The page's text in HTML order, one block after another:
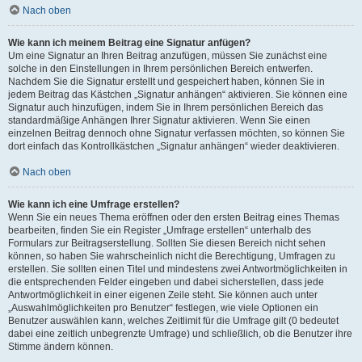
Nach oben
Wie kann ich meinem Beitrag eine Signatur anfügen?
Um eine Signatur an Ihren Beitrag anzufügen, müssen Sie zunächst eine
solche in den Einstellungen in Ihrem persönlichen Bereich entwerfen.
Nachdem Sie die Signatur erstellt und gespeichert haben, können Sie in
jedem Beitrag das Kästchen „Signatur anhängen“ aktivieren. Sie können eine
Signatur auch hinzufügen, indem Sie in Ihrem persönlichen Bereich das
standardmäßige Anhängen Ihrer Signatur aktivieren. Wenn Sie einen
einzelnen Beitrag dennoch ohne Signatur verfassen möchten, so können Sie
dort einfach das Kontrollkästchen „Signatur anhängen“ wieder deaktivieren.
Nach oben
Wie kann ich eine Umfrage erstellen?
Wenn Sie ein neues Thema eröffnen oder den ersten Beitrag eines Themas
bearbeiten, finden Sie ein Register „Umfrage erstellen“ unterhalb des
Formulars zur Beitragserstellung. Sollten Sie diesen Bereich nicht sehen
können, so haben Sie wahrscheinlich nicht die Berechtigung, Umfragen zu
erstellen. Sie sollten einen Titel und mindestens zwei Antwortmöglichkeiten in
die entsprechenden Felder eingeben und dabei sicherstellen, dass jede
Antwortmöglichkeit in einer eigenen Zeile steht. Sie können auch unter
„Auswahlmöglichkeiten pro Benutzer“ festlegen, wie viele Optionen ein
Benutzer auswählen kann, welches Zeitlimit für die Umfrage gilt (0 bedeutet
dabei eine zeitlich unbegrenzte Umfrage) und schließlich, ob die Benutzer ihre
Stimme ändern können.